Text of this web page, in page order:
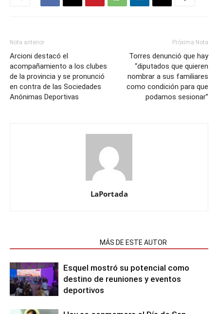
Nota anterior
Arcioni destacó el
acompañamiento a los clubes
de la provincia y se pronunció
en contra de las Sociedades
Anónimas Deportivas
Próxima Nota
Torres denunció que hay
“diputados que quieren
nombrar a sus familiares
como condición para que
podamos sesionar”
LaPortada
MÁS DE ESTE AUTOR
Esquel mostró su potencial como
destino de reuniones y eventos
deportivos